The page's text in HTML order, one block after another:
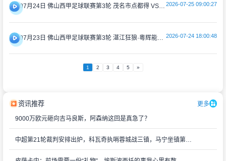
07月24日 佛山西甲足球联赛第3轮 茂名市点都得 VS 广州求信 全场录像 2026-07-25 09:00:27
2026-07-24 18:00:48
1 2 3 4 5 »
资讯推荐 更多
9000万欧元砸向吉马良斯，阿森纳这回是真急了？
中超第21轮裁判安排出炉，科瓦奇执哨蓉城战三镇，马宁坐镇第四官员